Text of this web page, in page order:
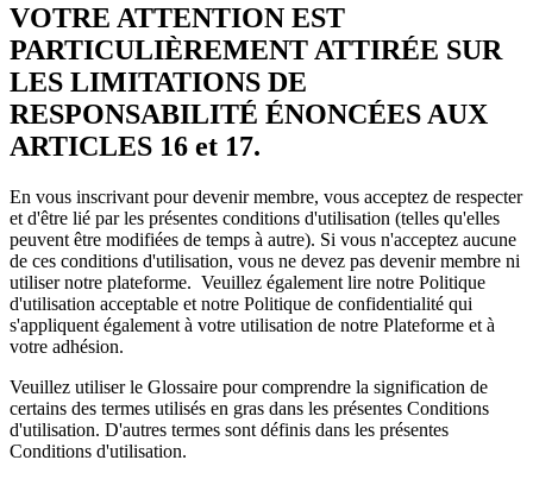
VOTRE ATTENTION EST
PARTICULIÈREMENT ATTIRÉE SUR
LES LIMITATIONS DE
RESPONSABILITÉ ÉNONCÉES AUX
ARTICLES 16 et 17.
En vous inscrivant pour devenir membre, vous acceptez de respecter
et d'être lié par les présentes conditions d'utilisation (telles qu'elles
peuvent être modifiées de temps à autre). Si vous n'acceptez aucune
de ces conditions d'utilisation, vous ne devez pas devenir membre ni
utiliser notre plateforme. Veuillez également lire notre Politique
d'utilisation acceptable et notre Politique de confidentialité qui
s'appliquent également à votre utilisation de notre Plateforme et à
votre adhésion.
Veuillez utiliser le Glossaire pour comprendre la signification de
certains des termes utilisés en gras dans les présentes Conditions
d'utilisation. D'autres termes sont définis dans les présentes
Conditions d'utilisation.